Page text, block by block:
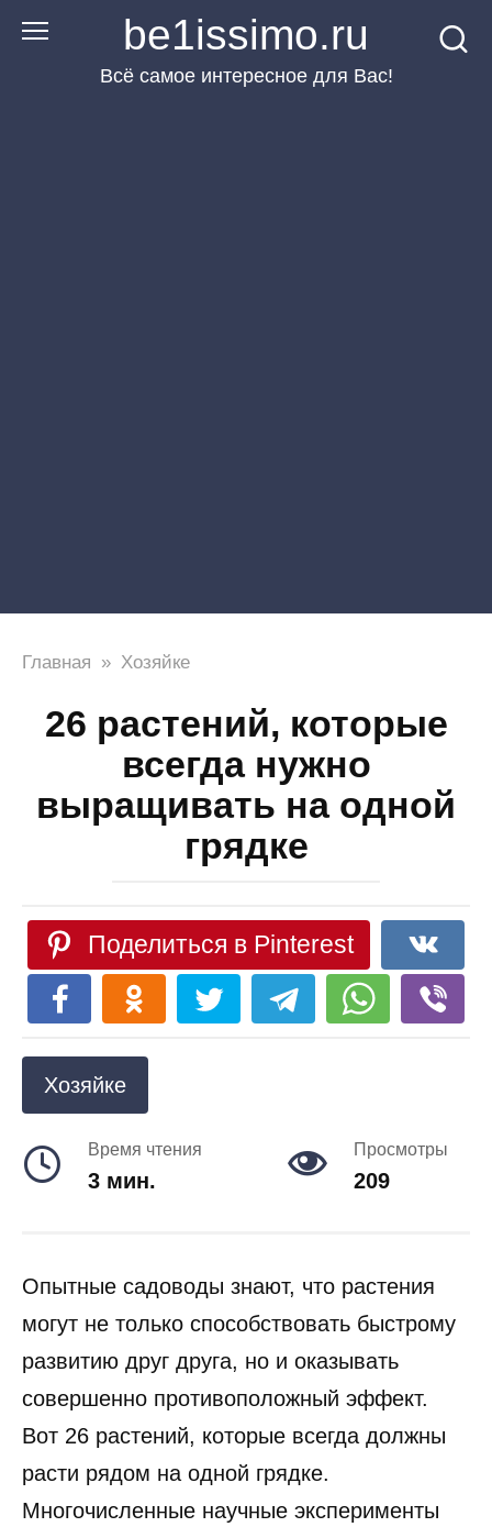
Перейти
be1issimo.ru
Всё самое интересное для Вас!
Главная » Хозяйке
26 растений, которые
всегда нужно
выращивать на одной
грядке
Поделиться в Pinterest
Хозяйке
Время чтения
3 мин.
Просмотры
209
Опытные садоводы знают, что растения
могут не только способствовать быстрому
развитию друг друга, но и оказывать
совершенно противоположный эффект.
Вот 26 растений, которые всегда должны
расти рядом на одной грядке.
Многочисленные научные эксперименты